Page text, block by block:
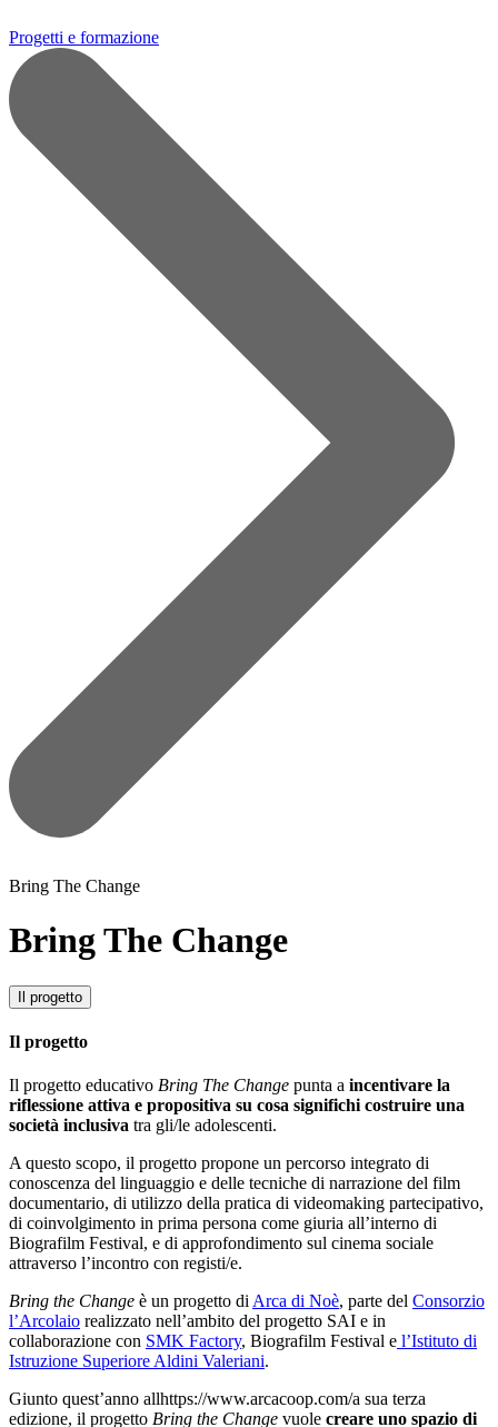
Progetti e formazione
Bring The Change
Bring The Change
Il progetto
Il progetto
Il progetto educativo Bring The Change punta a incentivare la
riflessione attiva e propositiva su cosa significhi costruire una
società inclusiva tra gli/le adolescenti.
A questo scopo, il progetto propone un percorso integrato di
conoscenza del linguaggio e delle tecniche di narrazione del film
documentario, di utilizzo della pratica di videomaking partecipativo,
di coinvolgimento in prima persona come giuria all’interno di
Biografilm Festival, e di approfondimento sul cinema sociale
attraverso l’incontro con registi/e.
Bring the Change è un progetto di Arca di Noè, parte del Consorzio
l’Arcolaio realizzato nell’ambito del progetto SAI e in
collaborazione con SMK Factory, Biografilm Festival e l’Istituto di
Istruzione Superiore Aldini Valeriani.
Giunto quest’anno allhttps://www.arcacoop.com/a sua terza
edizione, il progetto Bring the Change vuole creare uno spazio di